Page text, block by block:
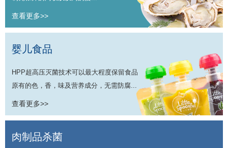
查看更多>>
婴儿食品
HPP超高压灭菌技术可以最大程度保留食品
原有的色，香，味及营养成分，无需防腐...
查看更多>>
肉制品杀菌